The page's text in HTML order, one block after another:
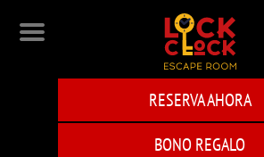
main
RESERVA AHORA
BONO REGALO